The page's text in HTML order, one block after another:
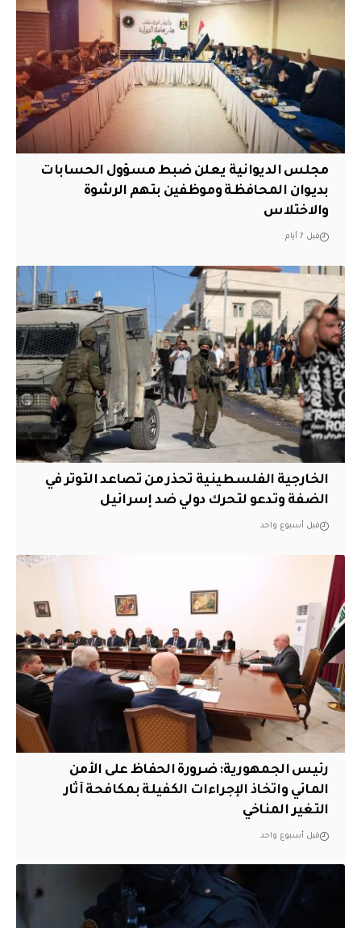
مجلس الديوانية يعلن ضبط مسؤول الحسابات
بديوان المحافظة وموظفين بتهم الرشوة
والاختلاس
قبل 7 أيام
الخارجية الفلسطينية تحذر من تصاعد التوتر في
الضفة وتدعو لتحرك دولي ضد إسرائيل
قبل أسبوع واحد
رئيس الجمهورية: ضرورة الحفاظ على الأمن
المائي واتخاذ الإجراءات الكفيلة بمكافحة آثار
التغير المناخي
قبل أسبوع واحد